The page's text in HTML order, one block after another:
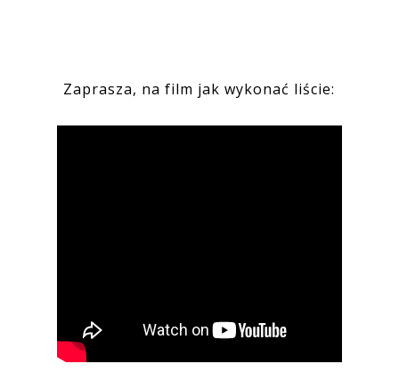
Zaprasza, na film jak wykonać liście: